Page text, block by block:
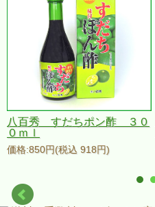
八百秀 すだちポン酢 ３０
０ｍｌ
価格:850円(税込 918円)